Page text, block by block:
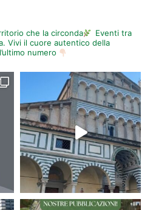
che la circonda
Eventi tra
Vivi il cuore autentico della
numero